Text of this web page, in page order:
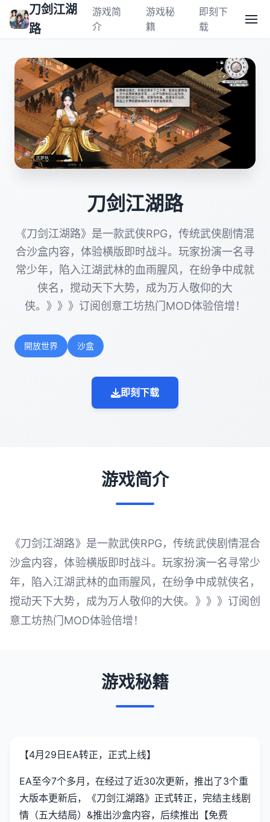
刀剑江湖
路
游戏简
介
游戏秘
籍
即刻下
载
刀剑江湖路
《刀剑江湖路》是一款武侠RPG，传统武侠剧情混
合沙盒内容，体验横版即时战斗。玩家扮演一名寻
常少年，陷入江湖武林的血雨腥风，在纷争中成就
侠名，搅动天下大势，成为万人敬仰的大
侠。》》》订阅创意工坊热门MOD体验倍增！
開放世界 沙盒
即刻下载
游戏简介
《刀剑江湖路》是一款武侠RPG，传统武侠剧情混合
沙盒内容，体验横版即时战斗。玩家扮演一名寻常少
年，陷入江湖武林的血雨腥风，在纷争中成就侠名，
搅动天下大势，成为万人敬仰的大侠。》》》订阅创
意工坊热门MOD体验倍增！
游戏秘籍
【4月29日EA转正，正式上线】
EA至今7个多月，在经过了近30次更新，推出了3个重
大版本更新后，《刀剑江湖路》正式转正，完结主线剧
情（五大结局）&推出沙盒内容，后续推出【免费